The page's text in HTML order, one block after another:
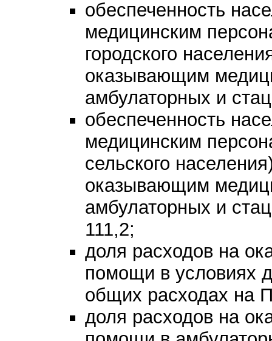
обеспеченность
медицинским
городского
оказывающим
амбулаторных и
обеспеченность
медицинским
сельского
оказывающим
амбулаторных и
111,2;
доля расходов на
помощи в условиях
общих расходах на
доля расходов на